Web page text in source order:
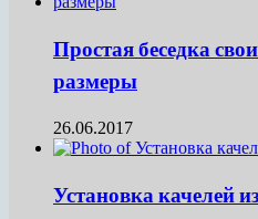
Простая беседка
размеры
26.06.2017
Установка качелей